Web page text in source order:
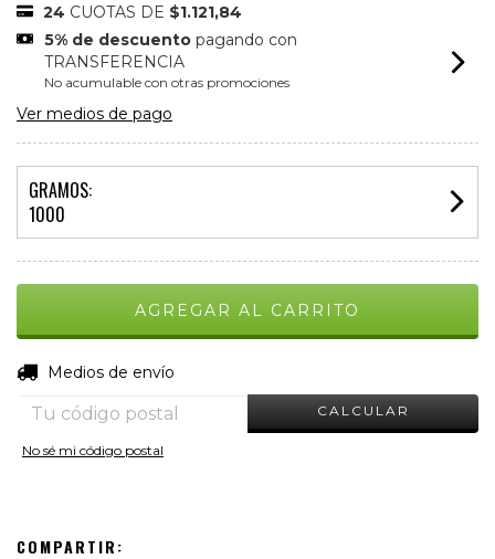
24 CUOTAS DE $1.121,84
5% de descuentopagando con
TRANSFERENCIA
No acumulable con otras promociones
Ver medios de pago
GRAMOS:
1000
Entregas para el CP:
Medios de envío
CALCULAR
No sé mi código postal
COMPARTIR: